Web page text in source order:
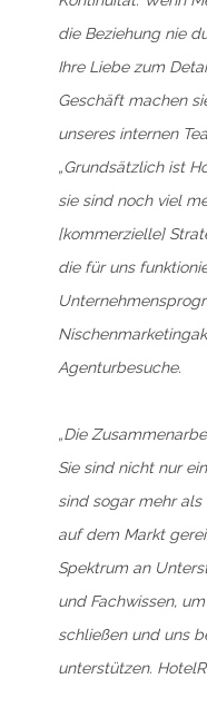
die Beziehung nie
Ihre Liebe zum
Geschäft machen
unseres internen
„Grundsätzlich ist
sie sind noch viel
[kommerzielle]
die für uns
Agenturbesuche.
„Die
Sie sind nicht nur
sind sogar mehr als
auf dem Markt
Spektrum an
und Fachwissen,
schließen und uns
unterstützen.